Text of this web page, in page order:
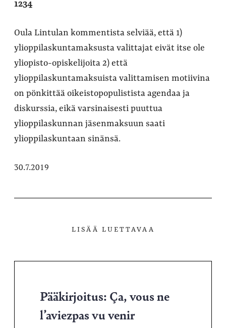
1234
Oula Lintulan kommentista selviää, että 1)
ylioppilaskuntamaksusta valittajat eivät itse ole
yliopisto-opiskelijoita 2) että
ylioppilaskuntamaksuista valittamisen motiivina
on pönkittää oikeistopopulistista agendaa ja
diskurssia, eikä varsinaisesti puuttua
ylioppilaskunnan jäsenmaksuun saati
ylioppilaskuntaan sinänsä.
30.7.2019
LISÄÄ LUETTAVAA
Pääkirjoitus: Ça, vous ne
l’aviezpas vu venir